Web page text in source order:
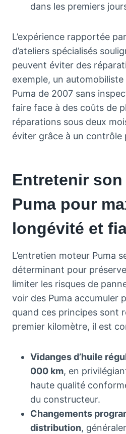
dans les premiers
L’expérience rapportée
d’ateliers spécialisés
peuvent éviter des
exemple, un
Puma de 2007 sans
faire face à des coûts de
réparations sous deux
éviter grâce à un contrôle
Entretenir
Puma pour
longévité et
L’entretien moteur Puma
déterminant pour
limiter les risques de
voir des Puma accumuler
quand ces principes sont
premier kilomètre, il est
Vidanges d’huile
000 km, en
haute qualité
du constructeur.
Changements
distribution,